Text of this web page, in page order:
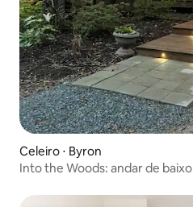
Celeiro ⋅ Byron
Into the Woods: andar de baixo